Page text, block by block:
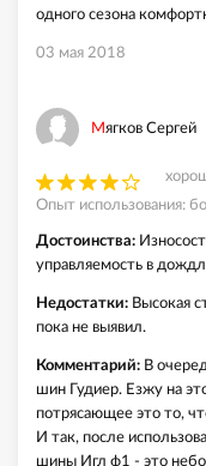
одного сезона
03 мая 2018
Мягков Сергей
Опыт использования:
Достоинства:
управляемость в
Недостатки: Высокая
пока не выявил.
Комментарий: В
шин Гудиер. Езжу на
потрясающее это то,
И так, после
шины Игл ф1 - это